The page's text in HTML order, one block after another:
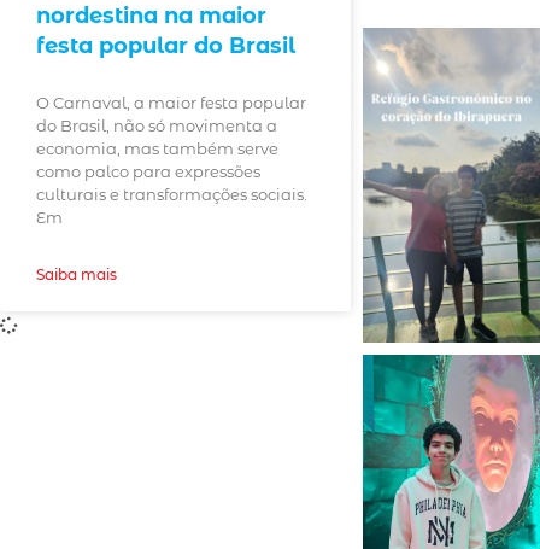
nordestina na maior
festa popular do Brasil
O Carnaval, a maior festa popular
do Brasil, não só movimenta a
economia, mas também serve
como palco para expressões
culturais e transformações sociais.
Em
Saiba mais